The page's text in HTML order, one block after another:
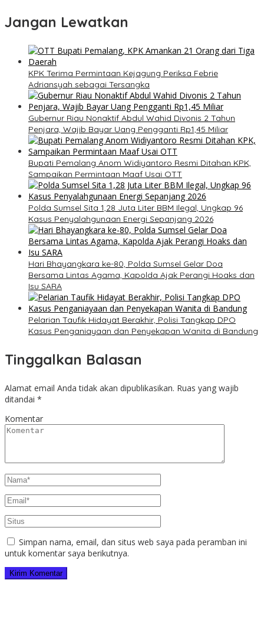
Jangan Lewatkan
KPK Terima Permintaan Kejagung Periksa Febrie
Adriansyah sebagai Tersangka
Gubernur Riau Nonaktif Abdul Wahid Divonis 2 Tahun
Penjara, Wajib Bayar Uang Pengganti Rp1,45 Miliar
Bupati Pemalang Anom Widiyantoro Resmi Ditahan KPK,
Sampaikan Permintaan Maaf Usai OTT
Polda Sumsel Sita 1,28 Juta Liter BBM Ilegal, Ungkap 96
Kasus Penyalahgunaan Energi Sepanjang 2026
Hari Bhayangkara ke-80, Polda Sumsel Gelar Doa
Bersama Lintas Agama, Kapolda Ajak Perangi Hoaks dan
Isu SARA
Pelarian Taufik Hidayat Berakhir, Polisi Tangkap DPO
Kasus Penganiayaan dan Penyekapan Wanita di Bandung
Tinggalkan Balasan
Alamat email Anda tidak akan dipublikasikan. Ruas yang wajib
ditandai *
Komentar
Simpan nama, email, dan situs web saya pada peramban ini
untuk komentar saya berikutnya.